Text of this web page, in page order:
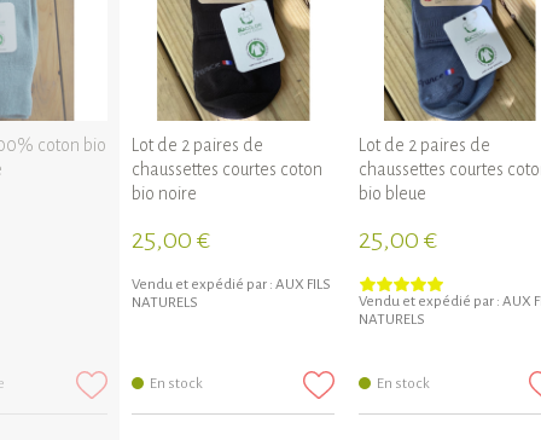
coton bio
Lot de 2 paires de
chaussettes courtes coton
bio noire
25,00 €
Vendu et expédié par : AUX FILS
NATURELS
En stock
Lot de 2 paires de
chaussettes courtes
bio bleue
25,00 €
Vendu et expédié par : AUX
NATURELS
En stock